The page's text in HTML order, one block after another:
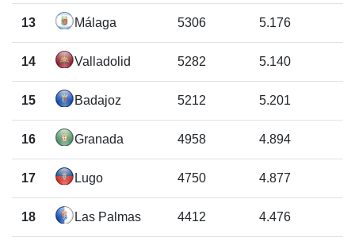
13 Málaga 5306 5.176
14 Valladolid 5282 5.140
15 Badajoz 5212 5.201
16 Granada 4958 4.894
17 Lugo 4750 4.877
18 Las Palmas 4412 4.476